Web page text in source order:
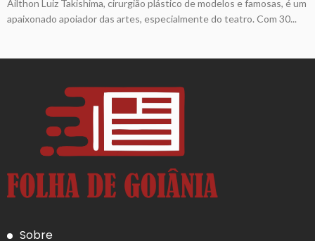
Ailthon Luiz Takishima, cirurgião plástico de modelos e famosas, é um
apaixonado apoiador das artes, especialmente do teatro. Com 30...
Sobre